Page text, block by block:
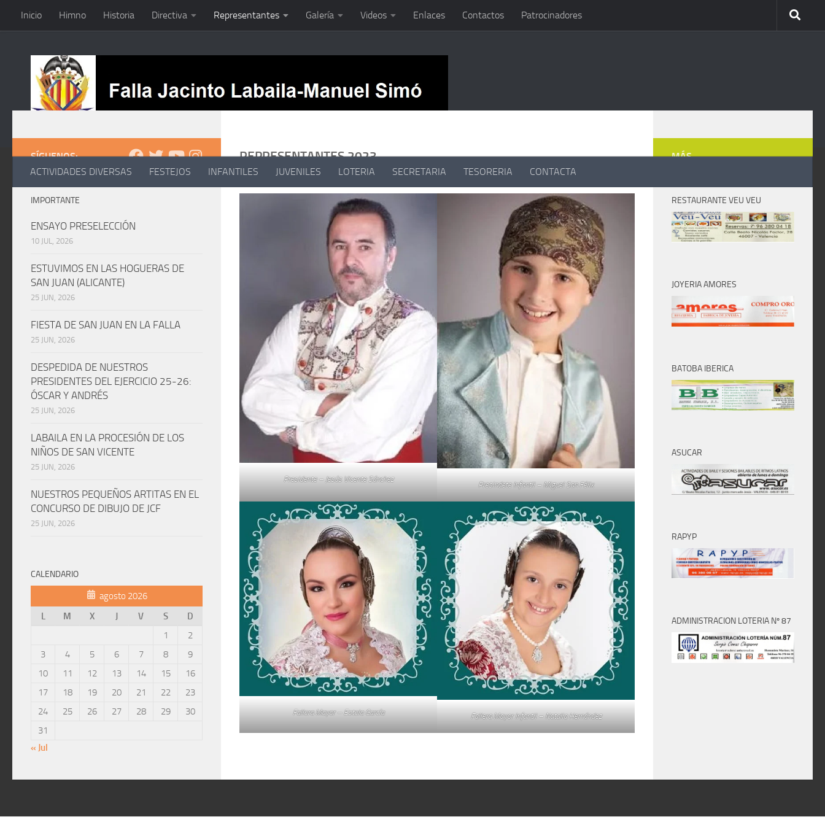
Saltar al contenido
Inicio Himno Historia Directiva Representantes Galería Videos Enlaces Contactos Patrocinadores
ACTIVIDADES DIVERSAS FESTEJOS INFANTILES JUVENILES LOTERIA SECRETARIA TESORERIA CONTACTA
REPRESENTANTES 2023
Presidente – Jesús Vicente Sánchez
Presindete Infantil – Miguel San Félix
Fallera Mayor – Estela García Fallera Mayor Infantil – Natalia Hernández
SÍGUENOS:
IMPORTANTE
ENSAYO PRESELECCIÓN
10 JUL, 2026
ESTUVIMOS EN LAS HOGUERAS DE
SAN JUAN (ALICANTE)
25 JUN, 2026
FIESTA DE SAN JUAN EN LA FALLA
25 JUN, 2026
DESPEDIDA DE NUESTROS
PRESIDENTES DEL EJERCICIO 25-26:
ÓSCAR Y ANDRÉS
25 JUN, 2026
LABAILA EN LA PROCESIÓN DE LOS
NIÑOS DE SAN VICENTE
25 JUN, 2026
NUESTROS PEQUEÑOS ARTITAS EN EL
CONCURSO DE DIBUJO DE JCF
25 JUN, 2026
CALENDARIO
agosto 2026
L
M X J V S
D
1
2
3
4 5 6 7 8
9
10
11 12 13 14 15
16
17
18 19 20 21 22
23
24
25 26 27 28 29
30
31
« Jul
MÁS
RESTAURANTE VEU VEU
JOYERIA AMORES
BATOBA IBERICA
ASUCAR
RAPYP
ADMINISTRACION LOTERIA Nº 87